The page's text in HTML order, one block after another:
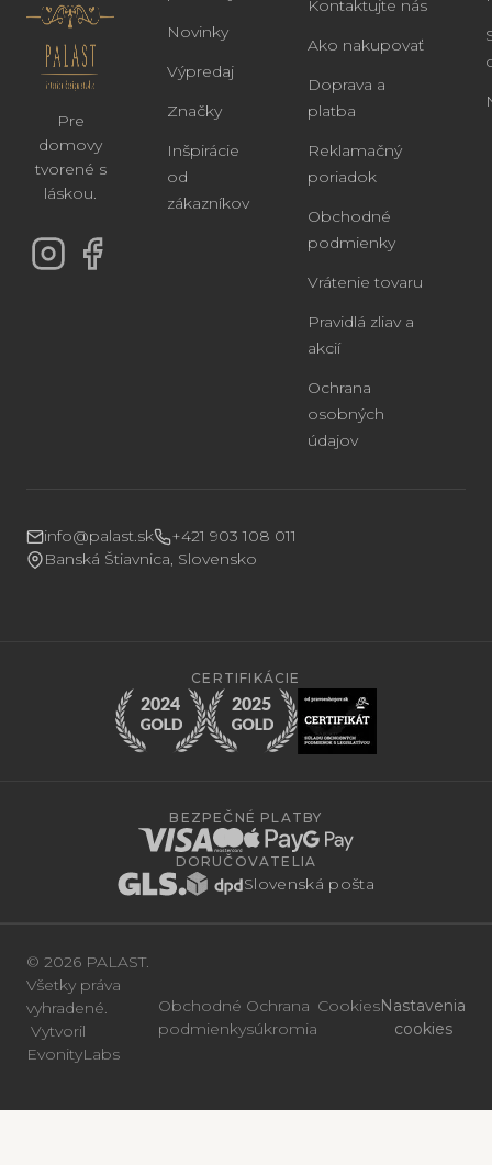
Pre
domovy
tvorené s
láskou.
Novinky
Výpredaj
Značky
Inšpirácie
od
zákazníkov
Kontaktujte nás
Ako nakupovať
Doprava a
platba
Reklamačný
poriadok
Obchodné
podmienky
Vrátenie tovaru
Pravidlá zliav a
akcií
Ochrana
osobných
údajov
info@palast.sk
+421 903 108 011
Banská Štiavnica, Slovensko
CERTIFIKÁCIE
BEZPEČNÉ PLATBY
DORUČOVATELIA
Slovenská pošta
© 2026 PALAST.
Všetky práva
vyhradené.
Vytvoril
EvonityLabs
Obchodné
podmienky
Ochrana
súkromia
CookiesNastavenia
cookies